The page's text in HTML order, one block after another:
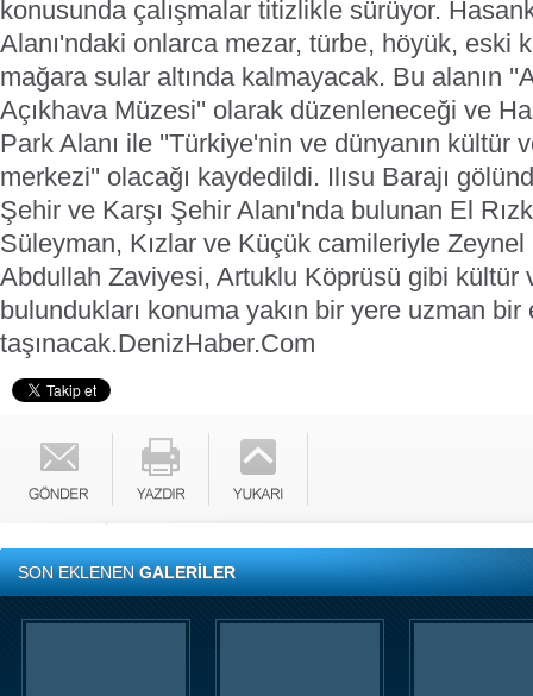
konusunda çalışmalar titizlikle sürüyor.
Alanı'ndaki onlarca mezar, türbe, höyük, eski
mağara sular altında kalmayacak. Bu alanın
Açıkhava Müzesi'' olarak düzenleneceği ve
Park Alanı ile ''Türkiye'nin ve dünyanın kültür
merkezi'' olacağı kaydedildi. Ilısu Barajı
Şehir ve Karşı Şehir Alanı'nda bulunan El
Süleyman, Kızlar ve Küçük camileriyle
Abdullah Zaviyesi, Artuklu Köprüsü gibi kültür
bulundukları konuma yakın bir yere uzman bir
taşınacak.DenizHaber.Com
SON EKLENENGALERİLER